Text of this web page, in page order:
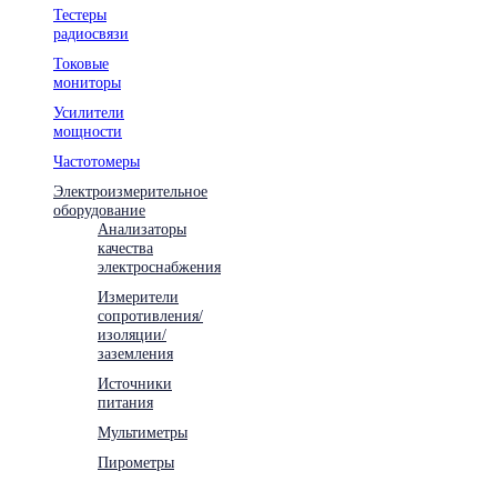
Тестеры
радиосвязи
Токовые
мониторы
Усилители
мощности
Частотомеры
Электроизмерительное
оборудование
Анализаторы
качества
электроснабжения
Измерители
сопротивления/
изоляции/
заземления
Источники
питания
Мультиметры
Пирометры